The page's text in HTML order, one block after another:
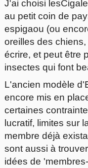
J'ai choisi
au petit coin de
espigaou (ou
oreilles des
écrire, et peut être
insectes qui font
L'ancien modèle
encore mis en
certaines
lucratif, limites sur
membre déjà
sont aussi à
idées de